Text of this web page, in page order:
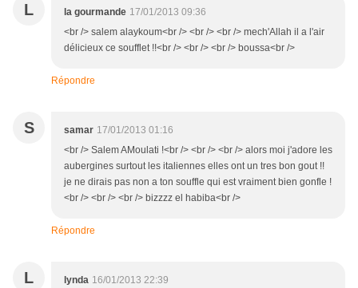
L la gourmande 17/01/2013 09:36
<br /> salem alaykoum<br /> <br /> <br /> mech'Allah il a l'air
délicieux ce soufflet !!<br /> <br /> <br /> boussa<br />
Répondre
S samar 17/01/2013 01:16
<br /> Salem AMoulati !<br /> <br /> <br /> alors moi j'adore les
aubergines surtout les italiennes elles ont un tres bon gout !!
je ne dirais pas non a ton souffle qui est vraiment bien gonfle !
<br /> <br /> <br /> bizzzz el habiba<br />
Répondre
L lynda 16/01/2013 22:39